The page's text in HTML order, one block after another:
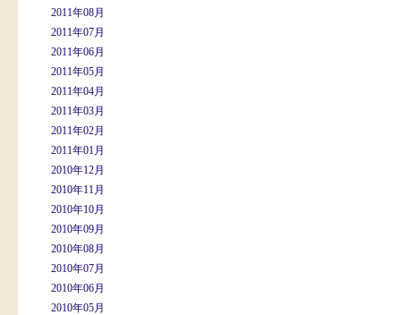
2011年08月
2011年07月
2011年06月
2011年05月
2011年04月
2011年03月
2011年02月
2011年01月
2010年12月
2010年11月
2010年10月
2010年09月
2010年08月
2010年07月
2010年06月
2010年05月